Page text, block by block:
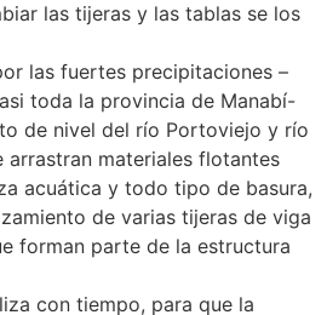
las tijeras y las tablas se los
las fuertes precipitaciones –
toda la provincia de Manabí-
de nivel del río Portoviejo y río
arrastran materiales flotantes
acuática y todo tipo de basura,
de varias tijeras de viga
forman parte de la estructura
con tiempo, para que la